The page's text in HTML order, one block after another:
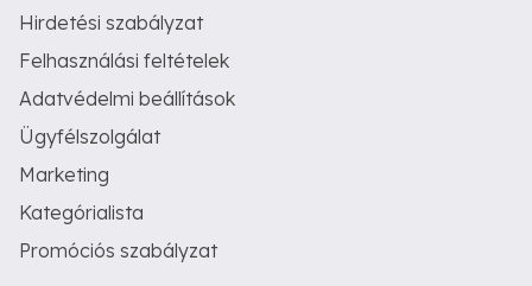
Hirdetési szabályzat
Felhasználási feltételek
Adatvédelmi beállítások
Ügyfélszolgálat
Marketing
Kategórialista
Promóciós szabályzat